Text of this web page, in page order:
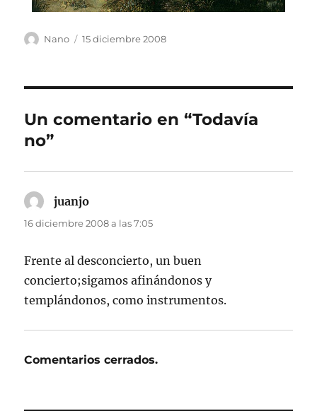
Autor
Nano
Publicado
15 diciembre 2008
Un comentario en “Todavía
no”
juanjo
16 diciembre 2008 a las 7:05
Frente al desconcierto, un buen
concierto;sigamos afinándonos y
templándonos, como instrumentos.
Comentarios cerrados.